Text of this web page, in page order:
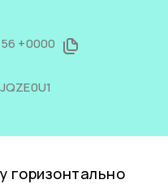
+0000
горизонтально